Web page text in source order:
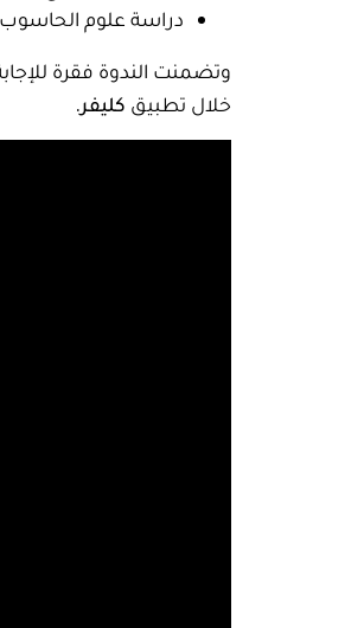
دراسة علوم الحاسوب
وتضمنت الندوة فقرة
خلال تطبيق كليفر.